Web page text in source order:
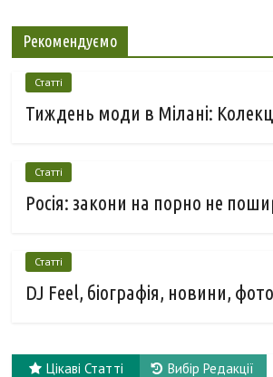
Рекомендуємо
Статті
Тиждень моди в Мілані:
Статті
Росія: закони на порно не
Статті
DJ Feel, біографія, новини, фото
Цікаві Статті Вибір Редакції